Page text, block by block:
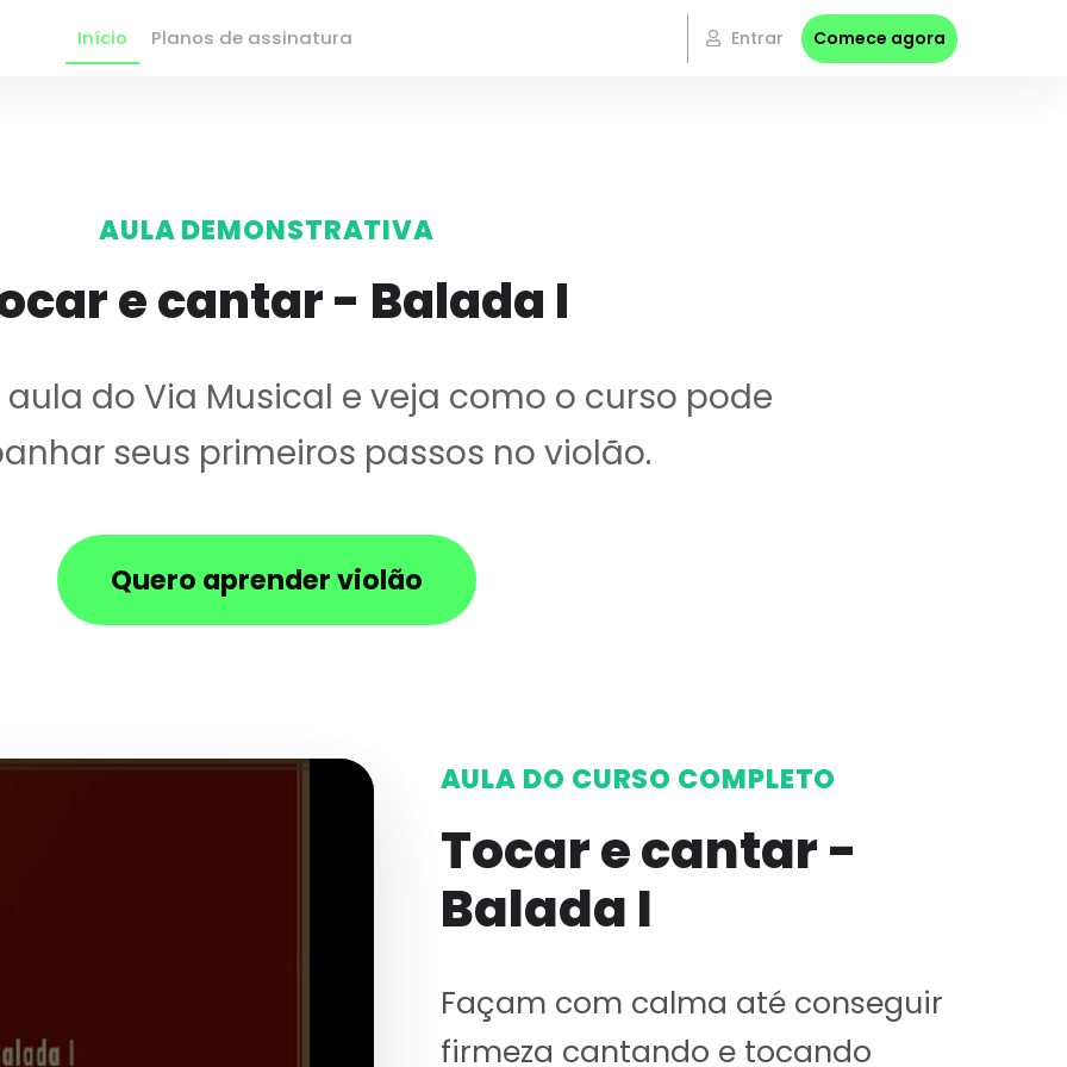
Início Planos de assinatura Entrar Comece agora
AULA DEMONSTRATIVA
e cantar - Balada I
do Via Musical e veja como o curso pode
seus primeiros passos no violão.
Quero aprender violão
AULA DO CURSO COMPLETO
Tocar e cantar -
Balada I
Façam com calma até conseguir
firmeza cantando e tocando